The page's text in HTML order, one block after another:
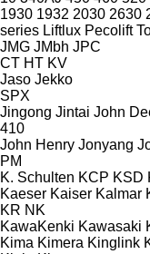
1930 1932 2030 2630
series Liftlux Pecolift
JMG JMbh JPC
CT HT KV
Jaso Jekko
SPX
Jingong Jintai John
410
John Henry Jonyang
PM
K. Schulten KCP KSD
Kaeser Kaiser Kalmar
KR NK
KawaKenki Kawasaki
Kima Kimera Kinglink